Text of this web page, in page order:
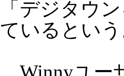
「デジタウ
ているとい